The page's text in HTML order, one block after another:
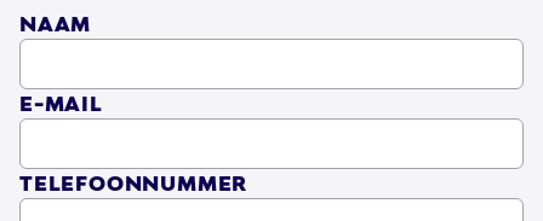
altijd met het begrijpen van de individuele
behoeften en het bieden van
mogelijkheden die aansluiten bij de
persoonlijke doelen van de cliënten.
NAAM
E-MAIL
TELEFOONNUMMER